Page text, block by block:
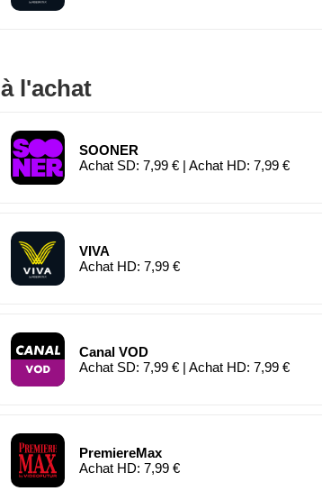
à l'achat
SOONER
Achat SD: 7,99 € | Achat HD: 7,99 €
VIVA
Achat HD: 7,99 €
Canal VOD
Achat SD: 7,99 € | Achat HD: 7,99 €
PremiereMax
Achat HD: 7,99 €